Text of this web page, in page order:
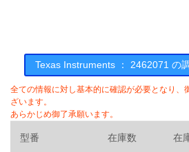
Texas Instruments ： 2462071 の
全ての情報に対し基本的に確認が必要となり、
ざいます。
あらかじめ御了承願います。
型番 在庫数 在